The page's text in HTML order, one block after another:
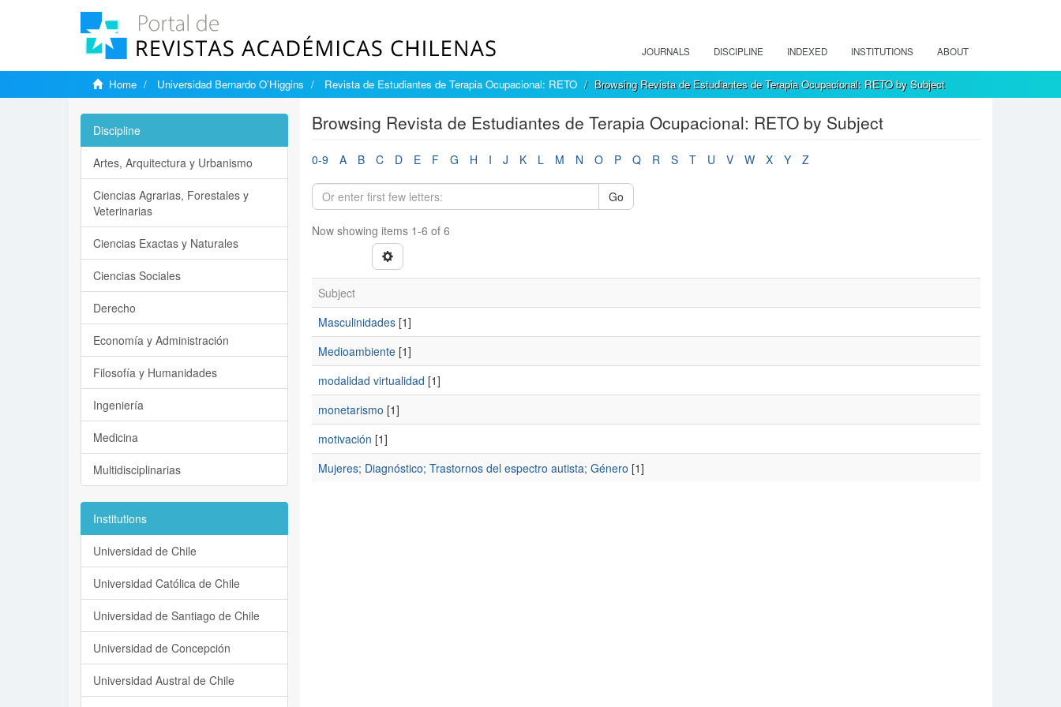
JOURNALS DISCIPLINE INDEXED INSTITUTIONS ABOUT
Home Universidad Bernardo O’Higgins Revista de Estudiantes de Terapia Ocupacional: RETO Browsing Revista de Estudiantes de Terapia Ocupacional: RETO by Subject
Browsing Revista de Estudiantes de Terapia Ocupacional: RETO by Subject
0-9 A B C D E F G H I J K L M N O P Q R S T U V W X Y Z
Go
Now showing items 1-6 of 6
Subject
Masculinidades[1]
Medioambiente[1]
modalidad virtualidad [1]
monetarismo [1]
motivación [1]
Mujeres; Diagnóstico; Trastornos del espectro autista; Género [1]
Discipline
Artes, Arquitectura y Urbanismo
Ciencias Agrarias, Forestales y
Veterinarias
Ciencias Exactas y Naturales
Ciencias Sociales
Derecho
Economía y Administración
Filosofía y Humanidades
Ingeniería
Medicina
Multidisciplinarias
Institutions
Universidad de Chile
Universidad Católica de Chile
Universidad de Santiago de Chile
Universidad de Concepción
Universidad Austral de Chile